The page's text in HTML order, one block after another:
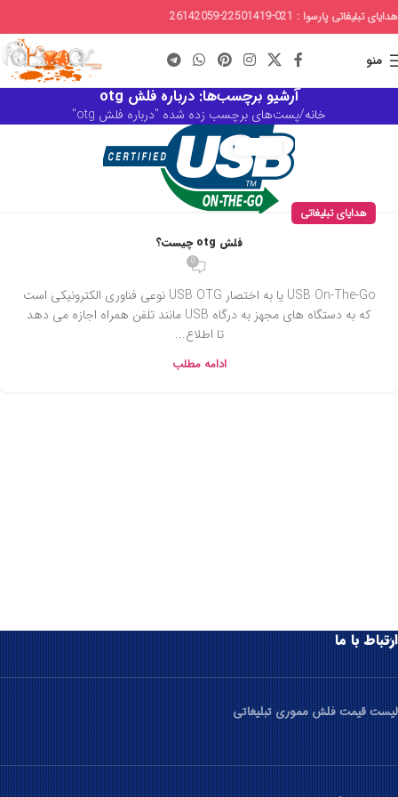
هدایای تبلیغاتی پارسوا : 021-22501419-26142059
منو
آرشیو برچسب‌ها: درباره فلش otg
خانه پست‌های برچسب زده شده "درباره فلش otg"
هدایای تبلیغاتی
فلش otg چیست؟
0
USB On-The-Go یا به اختصار USB OTG نوعی فناوری الکترونیکی است
که به دستگاه های مجهز به درگاه USB مانند تلفن همراه اجازه می دهد
تا اطلاع...
ادامه مطلب
ارتباط با ما
لیست قیمت فلش مموری تبلیغاتی